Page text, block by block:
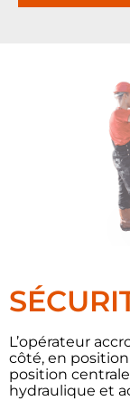
L’opérateur
côté, en
position
hydraulique et